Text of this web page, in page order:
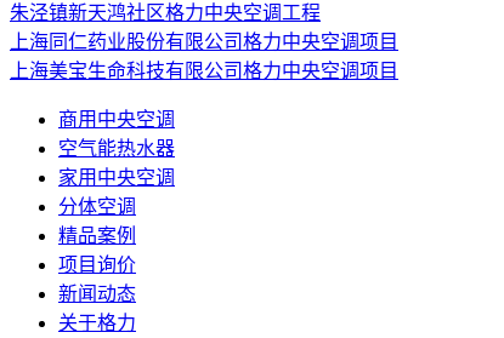
朱泾镇新天鸿社区格力中央空调工程
上海同仁药业股份有限公司格力中央空调项目
上海美宝生命科技有限公司格力中央空调项目
商用中央空调
空气能热水器
家用中央空调
分体空调
精品案例
项目询价
新闻动态
关于格力